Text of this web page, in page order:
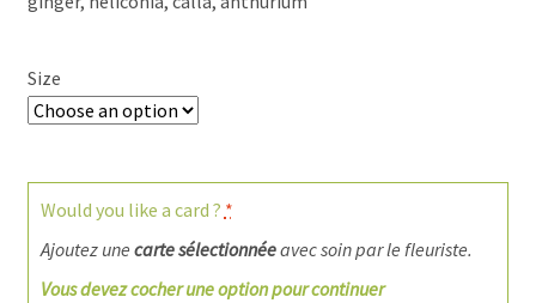
Size
Would you like a card ? *
Ajoutez une carte sélectionnéeavec soin par le fleuriste.
Vous devez cocher une option pour continuer